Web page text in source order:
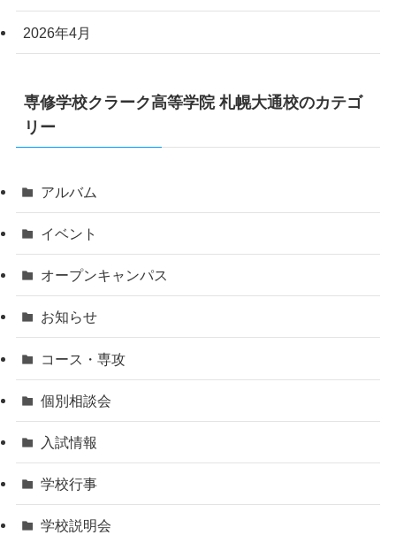
2026年4月
専修学校クラーク高等学院 札幌大通校のカテゴ
リー
アルバム
イベント
オープンキャンパス
お知らせ
コース・専攻
個別相談会
入試情報
学校行事
学校説明会